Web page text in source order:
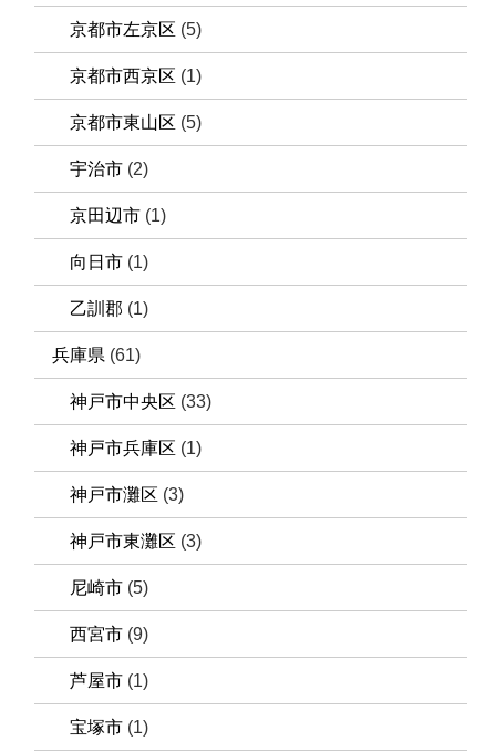
京都市左京区 (5)
京都市西京区 (1)
京都市東山区 (5)
宇治市 (2)
京田辺市 (1)
向日市 (1)
乙訓郡 (1)
兵庫県 (61)
神戸市中央区 (33)
神戸市兵庫区 (1)
神戸市灘区 (3)
神戸市東灘区 (3)
尼崎市 (5)
西宮市 (9)
芦屋市 (1)
宝塚市 (1)